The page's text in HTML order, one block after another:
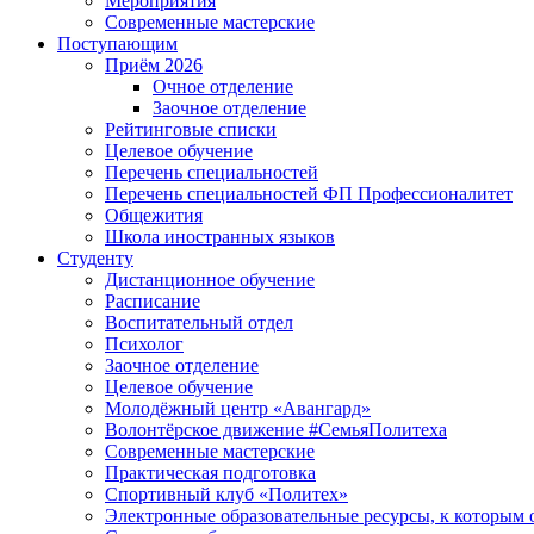
Современные мастерские
Поступающим
Приём 2026
Очное отделение
Заочное отделение
Рейтинговые списки
Целевое обучение
Перечень специальностей
Перечень специальностей ФП Профессионалитет
Общежития
Школа иностранных языков
Студенту
Дистанционное обучение
Расписание
Воспитательный отдел
Психолог
Заочное отделение
Целевое обучение
Молодёжный центр «Авангард»
Волонтёрское движение #СемьяПолитеха
Современные мастерские
Практическая подготовка
Спортивный клуб «Политех»
Электронные образовательные ресурсы, к которым